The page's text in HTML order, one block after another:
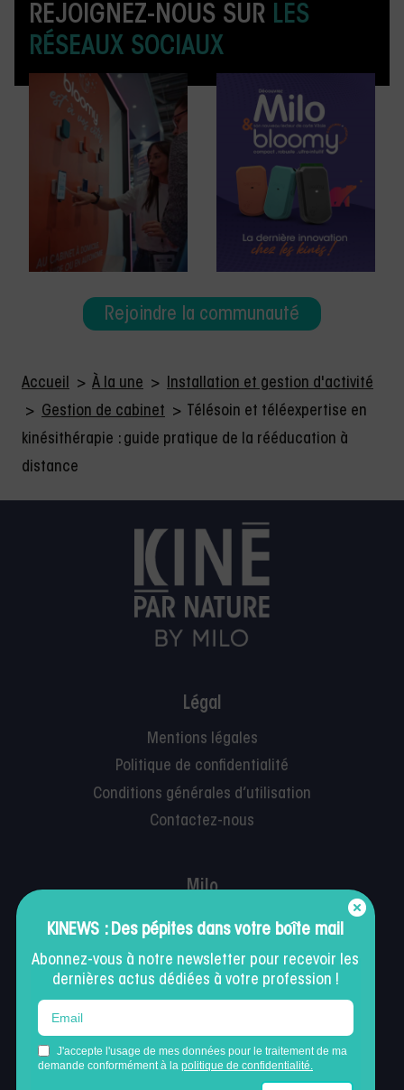
REJOIGNEZ-NOUS SUR LES
RÉSEAUX SOCIAUX
Rejoindre la communauté
Accueil > À la une > Installation et gestion d'activité
> Gestion de cabinet > Télésoin et téléexpertise en
kinésithérapie : guide pratique de la rééducation à
distance
Légal
Mentions légales
Politique de confidentialité
Conditions générales d’utilisation
Contactez-nous
Milo
Facturation
Agenda en ligne
Suivi patient
Kiné par nature
KINEWS : Des pépites dans votre boîte mail
Abonnez-vous à notre newsletter pour recevoir les
dernières actus dédiées à votre profession !